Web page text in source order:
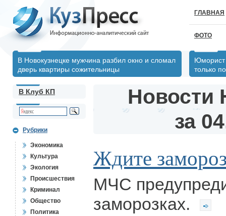
ГЛАВНАЯ
ФОТО
В Новокузнецке мужчина разбил окно и сломал
дверь квартиры сожительницы
Юморист
только
В Клуб КП
Рубрики
Экономика
Культура
Экология
Происшествия
Криминал
Общество
Политика
Новости
за
Ждите
МЧС
заморозках.